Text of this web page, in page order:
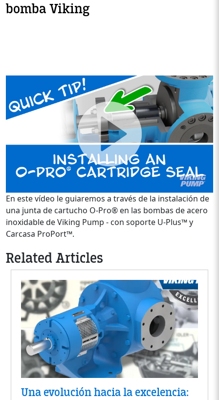
bomba Viking
En este vídeo le guiaremos a través de la instalación de
una junta de cartucho O-Pro® en las bombas de acero
inoxidable de Viking Pump - con soporte U-Plus™ y
Carcasa ProPort™.
Related Articles
Una evolución hacia la excelencia: